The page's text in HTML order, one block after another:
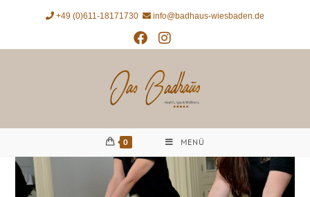
+49 (0)611-18171730 info@badhaus-wiesbaden.de
0 MENÜ